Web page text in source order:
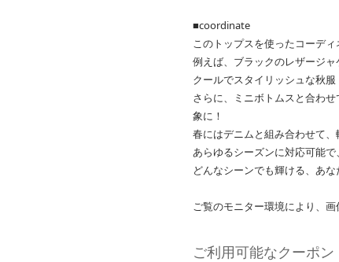
■coordinate
このトップスを使ったコーデ
例えば、ブラックのレザージャ
クールでスタイリッシュな秋服
さらに、ミニボトムスと合わ
象に！
春にはデニムと組み合わせて
あらゆるシーズンに対応可能で
どんなシーンでも輝ける、あ
ご覧のモニター環境により、画
ご利用可能なクーポン